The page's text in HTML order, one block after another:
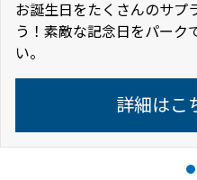
お誕生日をたくさんのサプ
う！素敵な記念日をパーク
い。
詳細はこ